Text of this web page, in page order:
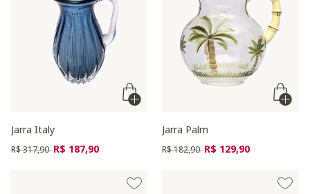
Jarra Italy
Preço reduzido de
R$ 317,90 para
R$ 187,90
Jarra Palm
Preço reduzido de
R$ 182,90 para
R$ 129,90